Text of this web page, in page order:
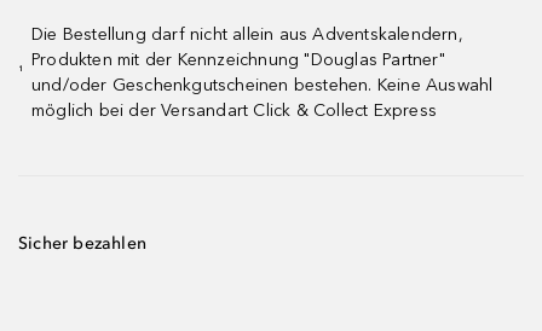
¹
Die Bestellung darf nicht allein aus Adventskalendern,
Produkten mit der Kennzeichnung "Douglas Partner"
und/oder Geschenkgutscheinen bestehen. Keine Auswahl
möglich bei der Versandart Click & Collect Express
Sicher bezahlen